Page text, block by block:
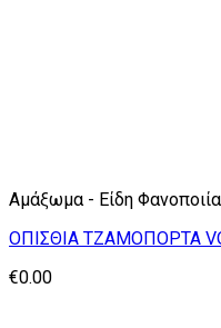
Αμάξωμα - Είδη
ΟΠΙΣΘΙΑ ΤΖΑΜΟΠΟΡΤΑ
€0.00